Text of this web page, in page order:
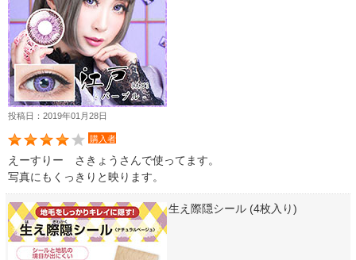
投稿日：2019年01月28日
購入者
えーすりー さきょうさんで使ってます。
写真にもくっきりと映ります。
生え際隠シール (4枚入り)